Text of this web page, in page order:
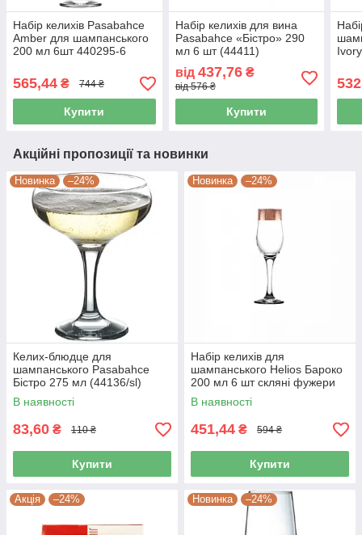
Набір келихів Pasabahce
Amber для шампанського
200 мл 6шт 440295-6
565,44 ₴ 744 ₴
Купити
Набір келихів для вина
Pasabahce «Бістро» 290
мл 6 шт (44411)
від 437,76₴
від 576 ₴
Купити
Акційні пропозиції та новинки
Новинка –24%
Келих-блюдце для
шампанського Pasabahce
Бістро 275 мл (44136/sl)
В наявності
83,60 ₴ 110 ₴
Купити
Новинка –24%
Набір келихів для
шампанського Helios Бароко
200 мл 6 шт скляні фужери
для ігристого вина, просеко
та святкового серв TRV267-
160-Е
В наявності
451,44 ₴ 594 ₴
Купити
Акція –24% Новинка –24%